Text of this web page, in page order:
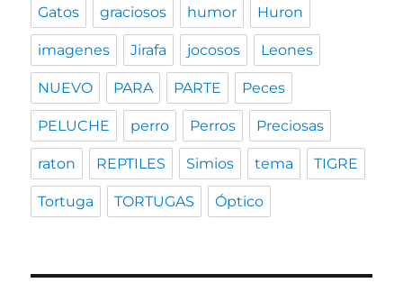
Gatos graciosos humor Huron
imagenes Jirafa jocosos Leones
NUEVO PARA PARTE Peces
PELUCHE perro Perros Preciosas
raton REPTILES Simios tema TIGRE
Tortuga TORTUGAS Óptico